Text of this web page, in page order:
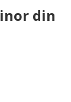
din